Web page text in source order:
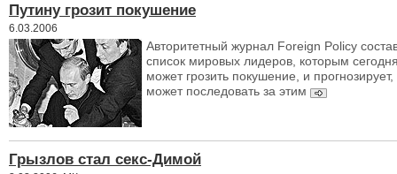
Путину грозит покушение
6.03.2006
Авторитетный журнал Foreign Policy
список мировых лидеров, которым
может грозить покушение, и прогнозирует,
может последовать за этим
Грызлов стал секс-Димой